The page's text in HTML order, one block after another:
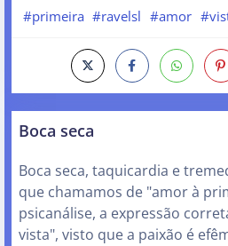
#primeira #ravelsl #amor
Boca seca
Boca seca, taquicardia e
que chamamos de "amor à
psicanálise, a expressão
vista", visto que a paixão é